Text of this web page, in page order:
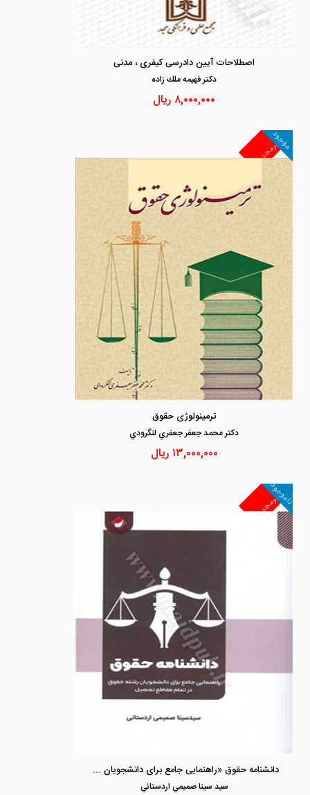
اصطلاحات آیین دادرسی کیفری ، مدنی
دكتر فهيمه ملك زاده
۸,۰۰۰,۰۰۰ ریال
غیرمجد
موجود
ترمینولوژی حقوق
دكتر محمد جعفر جعفري لنگرودي
۱۳,۰۰۰,۰۰۰ ریال
غیرمجد
ناموجود
دانشنامه حقوق «راهنمایی جامع برای دانشجویان رشته حقوق در تمام مقاطع تحصیل»
سيد سينا صميمي اردستاني